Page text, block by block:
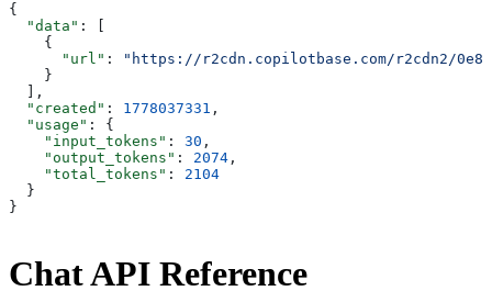
{
  "data"
: [
    {
      "url"
:
"https://r2cdn.copilotbase.com/r2cdn2/
    }
  ],
  "created"
: 1778037331 ,
  "usage"
: {
    "input_tokens"
: 30 ,
    "output_tokens"
: 2074 ,
    "total_tokens"
: 2104
  }
}
Chat API Reference